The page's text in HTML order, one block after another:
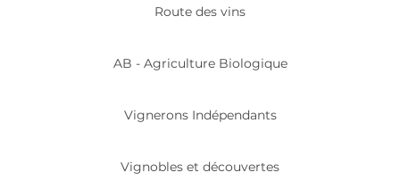
Route des vins
AB - Agriculture Biologique
Vignerons Indépendants
Vignobles et découvertes